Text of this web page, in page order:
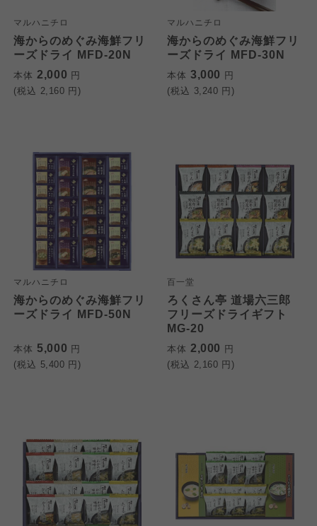
マルハニチロ
海からのめぐみ海鮮フリ
ーズドライ MFD-20N
本体 2,000 円
(税込 2,160 円)
マルハニチロ
海からのめぐみ海鮮フリ
ーズドライ MFD-30N
本体 3,000 円
(税込 3,240 円)
マルハニチロ
海からのめぐみ海鮮フリ
ーズドライ MFD-50N
本体 5,000 円
(税込 5,400 円)
百一堂
ろくさん亭 道場六三郎
フリーズドライギフト
MG-20
本体 2,000 円
(税込 2,160 円)